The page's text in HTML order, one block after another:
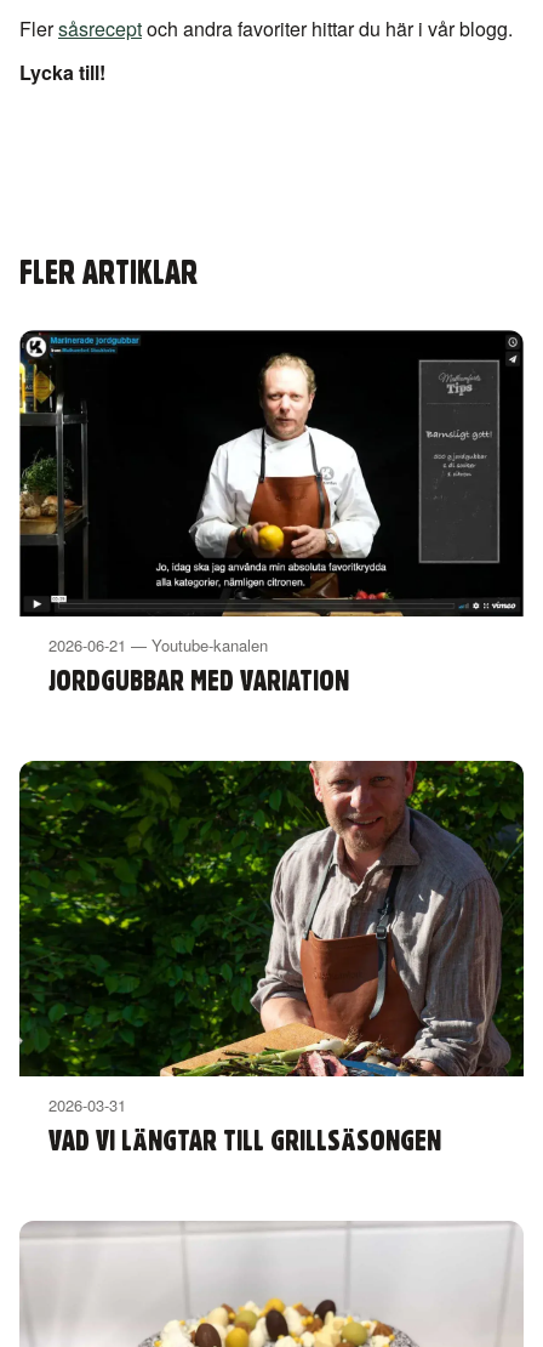
Flersåsreceptoch andra favoriter hittar du här i vår blogg.
Lycka till!
FLER ARTIKLAR
2026-06-21 — Youtube-kanalen
JORDGUBBAR MED VARIATION
2026-03-31
VAD VI LÄNGTAR TILL GRILLSÄSONGEN